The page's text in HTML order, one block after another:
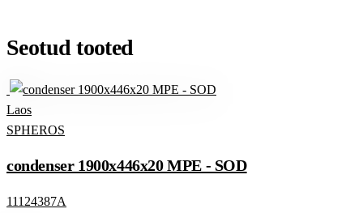
Seotud tooted
Laos
SPHEROS
condenser 1900x446x20 MPE - SOD
11124387A